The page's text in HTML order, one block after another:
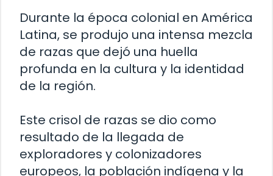
Durante la época colonial en América
Latina, se produjo una intensa mezcla
de razas que dejó una huella
profunda en la cultura y la identidad
de la región.
Este crisol de razas se dio como
resultado de la llegada de
exploradores y colonizadores
europeos, la población indígena y la